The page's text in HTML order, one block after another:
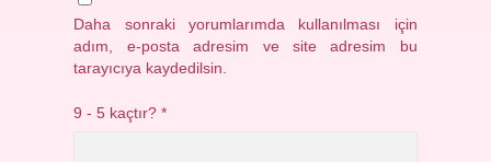
Daha sonraki yorumlarımda kullanılması için
adım, e-posta adresim ve site adresim bu
tarayıcıya kaydedilsin.
9 - 5 kaçtır?*